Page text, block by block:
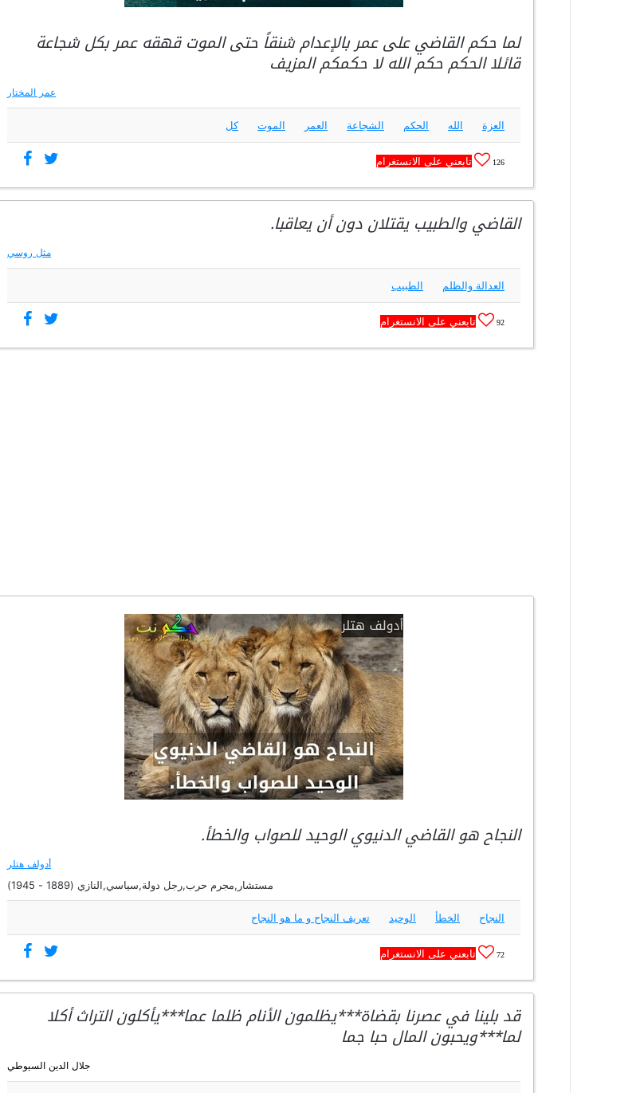
لما حكم القاضي على عمر بالإعدام شنقاً حتى الموت قهقه عمر بكل شجاعة
قائلا الحكم حكم الله لا حكمكم المزيف
عمر المختار
العزة الله الحكم الشجاعة العمر الموت كل
126 تابعني على الانستغرام
القاضي والطبيب يقتلان دون أن يعاقبا.
مثل روسي
العدالة والظلم الطبيب
92 تابعني على الانستغرام
النجاح هو القاضي الدنيوي الوحيد للصواب والخطأ.
أدولف هتلر
مستشار,مجرم حرب,رجل دولة,سياسي,النازي (1889 - 1945)
النجاح الخطأ الوحيد تعريف النجاح و ما هو النجاح
72 تابعني على الانستغرام
قد بلينا في عصرنا بقضاة***يظلمون الأنام ظلما عما***يأكلون التراث أكلا
لما***ويحبون المال حبا جما
جلال الدين السيوطي